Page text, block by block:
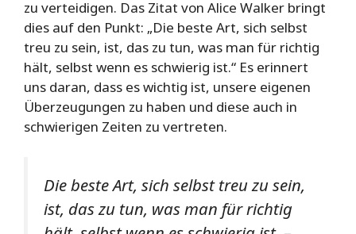
zu verteidigen. Das Zitat von Alice Walker bringt
dies auf den Punkt: „Die beste Art, sich selbst
treu zu sein, ist, das zu tun, was man für richtig
hält, selbst wenn es schwierig ist.“ Es erinnert
uns daran, dass es wichtig ist, unsere eigenen
Überzeugungen zu haben und diese auch in
schwierigen Zeiten zu vertreten.
Die beste Art, sich selbst treu zu sein,
ist, das zu tun, was man für richtig